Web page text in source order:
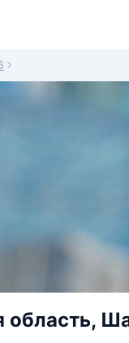
область,